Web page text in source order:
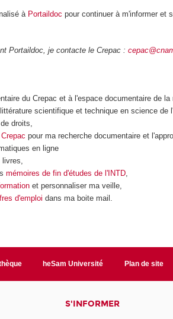
à Portaildocpour continuer à m'informer et
Portaildoc, je contacte le Crepac :
du Crepac et à l'espace documentaire de
scientifique et technique en science de
droits,
pour ma recherche documentaire et
en ligne
livres,
mémoires de fin d'études de l'INTD,
et personnaliser ma veille,
d'emploi dans ma boite mail.
heSam Université Plan de site
S'INFORMER